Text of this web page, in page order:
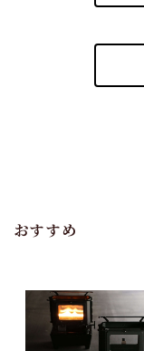
おすすめ